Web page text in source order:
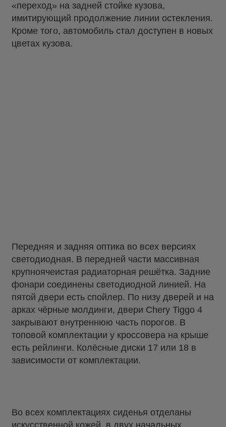
«переход» на задней стойке кузова,
имитирующий продолжение линии остекления.
Кроме того, автомобиль стал доступен в новых
цветах кузова.
Передняя и задняя оптика во всех версиях
светодиодная. В передней части массивная
крупноячеистая радиаторная решётка. Задние
фонари соединены светодиодной линией. На
пятой двери есть спойлер. По низу дверей и на
арках чёрные молдинги, двери Chery Tiggo 4
закрывают внутреннюю часть порогов. В
топовой комплектации у кроссовера на крыше
есть рейлинги. Колёсные диски 17 или 18 в
зависимости от комплектации.
Во всех комплектациях сиденья отделаны
искусственной кожей, в двух начальных